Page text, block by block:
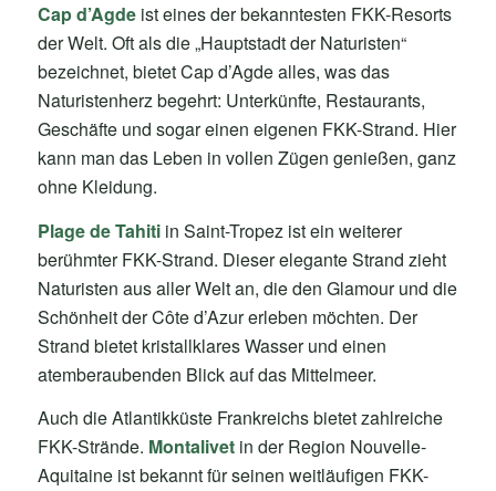
Cap d’Agdeist eines der bekanntesten FKK-Resorts
der Welt. Oft als die „Hauptstadt der Naturisten“
bezeichnet, bietet Cap d’Agde alles, was das
Naturistenherz begehrt: Unterkünfte, Restaurants,
Geschäfte und sogar einen eigenen FKK-Strand. Hier
kann man das Leben in vollen Zügen genießen, ganz
ohne Kleidung.
Plage de Tahitiin Saint-Tropez ist ein weiterer
berühmter FKK-Strand. Dieser elegante Strand zieht
Naturisten aus aller Welt an, die den Glamour und die
Schönheit der Côte d’Azur erleben möchten. Der
Strand bietet kristallklares Wasser und einen
atemberaubenden Blick auf das Mittelmeer.
Auch die Atlantikküste Frankreichs bietet zahlreiche
FKK-Strände. Montalivetin der Region Nouvelle-
Aquitaine ist bekannt für seinen weitläufigen FKK-